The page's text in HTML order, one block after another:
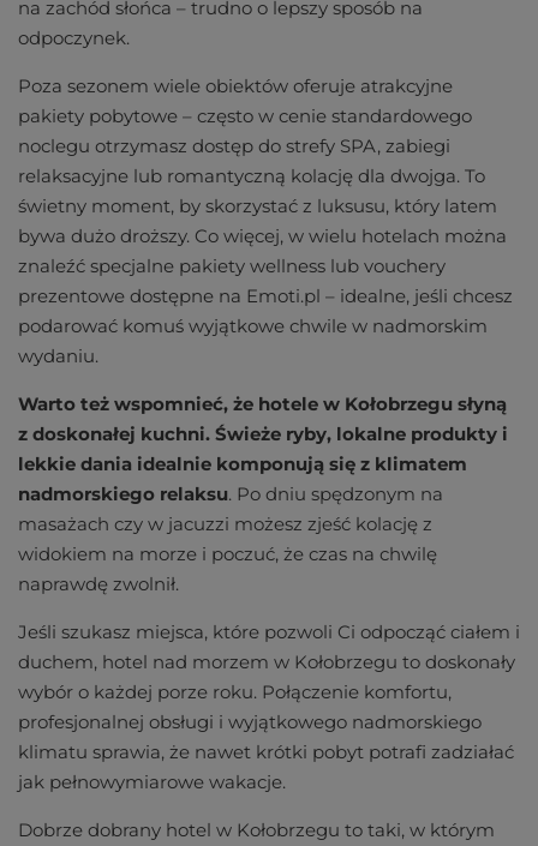
na zachód słońca – trudno o lepszy sposób na
odpoczynek.
Poza sezonem wiele obiektów oferuje atrakcyjne
pakiety pobytowe – często w cenie standardowego
noclegu otrzymasz dostęp do strefy SPA, zabiegi
relaksacyjne lub romantyczną kolację dla dwojga. To
świetny moment, by skorzystać z luksusu, który latem
bywa dużo droższy. Co więcej, w wielu hotelach można
znaleźć specjalne pakiety wellness lub vouchery
prezentowe dostępne na Emoti.pl – idealne, jeśli chcesz
podarować komuś wyjątkowe chwile w nadmorskim
wydaniu.
Warto też wspomnieć, że hotele w Kołobrzegu słyną
z doskonałej kuchni. Świeże ryby, lokalne produkty i
lekkie dania idealnie komponują się z klimatem
nadmorskiego relaksu. Po dniu spędzonym na
masażach czy w jacuzzi możesz zjeść kolację z
widokiem na morze i poczuć, że czas na chwilę
naprawdę zwolnił.
Jeśli szukasz miejsca, które pozwoli Ci odpocząć ciałem i
duchem, hotel nad morzem w Kołobrzegu to doskonały
wybór o każdej porze roku. Połączenie komfortu,
profesjonalnej obsługi i wyjątkowego nadmorskiego
klimatu sprawia, że nawet krótki pobyt potrafi zadziałać
jak pełnowymiarowe wakacje.
Dobrze dobrany hotel w Kołobrzegu to taki, w którym